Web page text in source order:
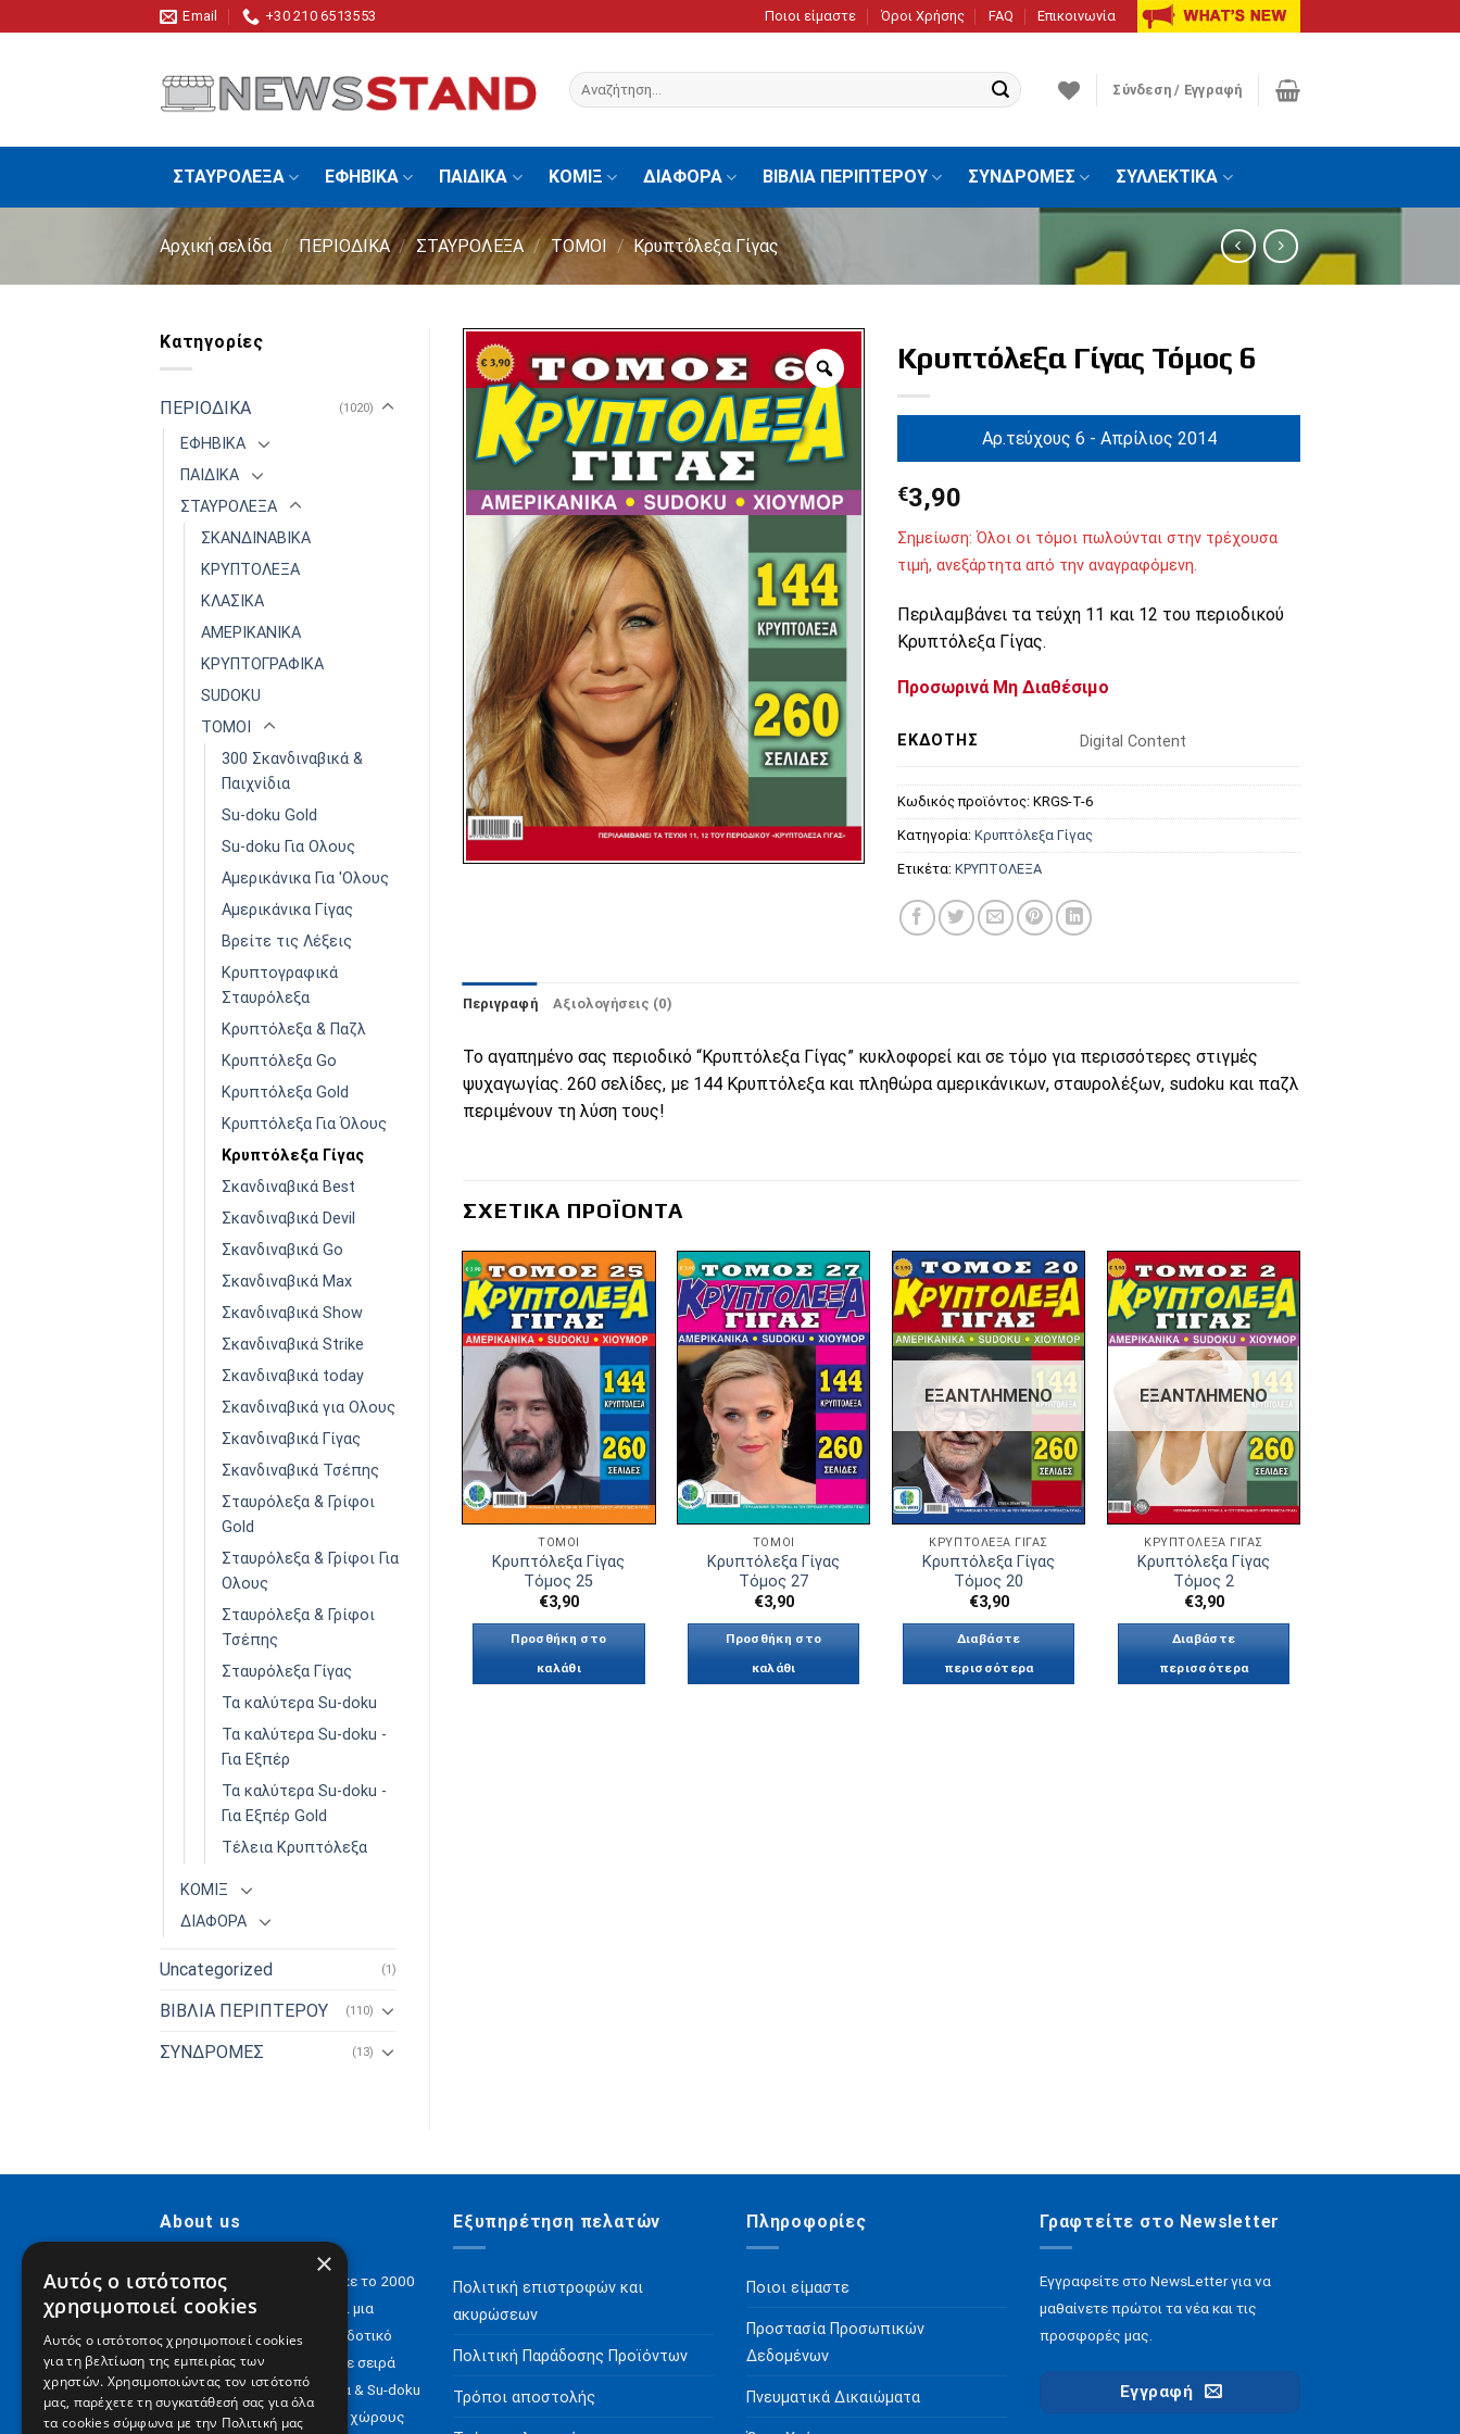
to
Email +30 210 6513553 Ποιοι είμαστε Όροι Χρήσης FAQ Επικοινωνία
Αναζήτηση
για:
Σύνδεση / Εγγραφή
ΣΤΑΥΡΟΛΕΞΑ ΕΦΗΒΙΚΑ ΠΑΙΔΙΚΑ ΚΟΜΙΞ ΔΙΑΦΟΡΑ ΒΙΒΛΙΑ ΠΕΡΙΠΤΕΡΟΥ ΣΥΝΔΡΟΜΕΣ ΣΥΛΛΕΚΤΙΚΑ
Αρχική σελίδα / ΠΕΡΙΟΔΙΚΑ / ΣΤΑΥΡΟΛΕΞΑ / ΤΟΜΟΙ / Κρυπτόλεξα Γίγας
Κατηγορίες
ΠΕΡΙΟΔΙΚΑ (1020)
ΕΦΗΒΙΚΑ
ΠΑΙΔΙΚΑ
ΣΤΑΥΡΟΛΕΞΑ
ΣΚΑΝΔΙΝΑΒΙΚΑ
ΚΡΥΠΤΟΛΕΞΑ
ΚΛΑΣΙΚΑ
ΑΜΕΡΙΚΑΝΙΚΑ
ΚΡΥΠΤΟΓΡΑΦΙΚΑ
SUDOKU
ΤΟΜΟΙ
300 Σκανδιναβικά &
Παιχνίδια
Su-doku Gold
Su-doku Για Ολους
Αμερικάνικα Για 'Ολους
Αμερικάνικα Γίγας
Βρείτε τις Λέξεις
Κρυπτογραφικά
Σταυρόλεξα
Κρυπτόλεξα & Παζλ
Κρυπτόλεξα Go
Κρυπτόλεξα Gold
Κρυπτόλεξα Για Όλους
Κρυπτόλεξα Γίγας
Σκανδιναβικά Best
Σκανδιναβικά Devil
Σκανδιναβικά Go
Σκανδιναβικά Max
Σκανδιναβικά Show
Σκανδιναβικά Strike
Σκανδιναβικά today
Σκανδιναβικά για Ολους
Σκανδιναβικά Γίγας
Σκανδιναβικά Τσέπης
Σταυρόλεξα & Γρίφοι
Gold
Σταυρόλεξα & Γρίφοι Για
Ολους
Σταυρόλεξα & Γρίφοι
Τσέπης
Σταυρόλεξα Γίγας
Τα καλύτερα Su-doku
Τα καλύτερα Su-doku -
Για Εξπέρ
Τα καλύτερα Su-doku -
Για Εξπέρ Gold
Τέλεια Κρυπτόλεξα
ΚΟΜΙΞ
ΔΙΑΦΟΡΑ
Uncategorized (1)
ΒΙΒΛΙΑ ΠΕΡΙΠΤΕΡΟΥ (110)
ΣΥΝΔΡΟΜΕΣ (13)
Κρυπτόλεξα Γίγας Τόμος 6
Αρ.τεύχους 6 - Απρίλιος 2014
€3,90
Σημείωση: Όλοι οι τόμοι πωλούνται στην τρέχουσα
τιμή, ανεξάρτητα από την αναγραφόμενη.
Περιλαμβάνει τα τεύχη 11 και 12 του περιοδικού
Κρυπτόλεξα Γίγας.
Προσωρινά Μη Διαθέσιμο
ΕΚΔΌΤΗΣ Digital Content
Κωδικός προϊόντος:KRGS-T-6
Κατηγορία:Κρυπτόλεξα Γίγας
Ετικέτα:ΚΡΥΠΤΟΛΕΞΑ
Περιγραφή Αξιολογήσεις (0)
Το αγαπημένο σας περιοδικό “Κρυπτόλεξα Γίγας” κυκλοφορεί και σε τόμο για περισσότερες στιγμές
ψυχαγωγίας. 260 σελίδες, με 144 Κρυπτόλεξα και πληθώρα αμερικάνικων, σταυρολέξων, sudoku και παζλ
περιμένουν τη λύση τους!
ΣΧΕΤΙΚΆ ΠΡΟΪΌΝΤΑ
Πρόσθήκη
στην λίστα
επιθυμιών
ΤΟΜΟΙ
Κρυπτόλεξα Γίγας
Τόμος 25
€3,90
Προσθήκη στο
καλάθι
Πρόσθήκη
στην λίστα
επιθυμιών
ΤΟΜΟΙ
Κρυπτόλεξα Γίγας
Τόμος 27
€3,90
Προσθήκη στο
καλάθι
Πρόσθήκη
στην λίστα
επιθυμιών
ΕΞΑΝΤΛΗΜΈΝΟ
ΚΡΥΠΤΌΛΕΞΑ ΓΊΓΑΣ
Κρυπτόλεξα Γίγας
Τόμος 20
€3,90
Διαβάστε
περισσότερα
Πρόσθήκη
στην λίστα
επιθυμιών
ΕΞΑΝΤΛΗΜΈΝΟ
ΚΡΥΠΤΌΛΕΞΑ ΓΊΓΑΣ
Κρυπτόλεξα Γίγας
Τόμος 2
€3,90
Διαβάστε
περισσότερα
Πρόσθήκη
επιθυμιών
ΕΞΑΝΤΛΗΜΈΝΟ
Κρυπτόλεξα Γίγας
περισσότερα
About us
H Digital Content ΑΕ ιδρύθηκε το 2000
και σήμερα έχει να επιδείξει μια
αξιόλογη παρουσία στον εκδοτικό
χώρο με e-books αλλά και με σειρά
περιοδικών για Σταυρόλεξα & Su-doku
αλλά και έντυπα σε άλλους χώρους
Εξυπηρέτηση πελατών
Πολιτική επιστροφών και
ακυρώσεων
Πολιτική Παράδοσης Προϊόντων
Τρόποι αποστολής
Πληροφορίες
Ποιοι είμαστε
Προστασία Προσωπικών
Δεδομένων
Πνευματικά Δικαιώματα
Γραφτείτε στο Newsletter
Εγγραφείτε στο NewsLetter για να
μαθαίνετε πρώτοι τα νέα και τις
προσφορές μας.
Εγγραφή
×
Αυτός ο ιστότοπος
χρησιμοποιεί cookies
Αυτός ο ιστότοπος χρησιμοποιεί cookies
για τη βελτίωση της εμπειρίας των
χρηστών. Χρησιμοποιώντας τον ιστότοπό
μας, παρέχετε τη συγκατάθεσή σας για όλα
τα cookies σύμφωνα με την Πολιτική μας